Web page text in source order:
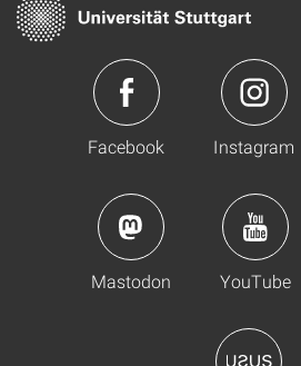
Facebook Instagram
Mastodon YouTube